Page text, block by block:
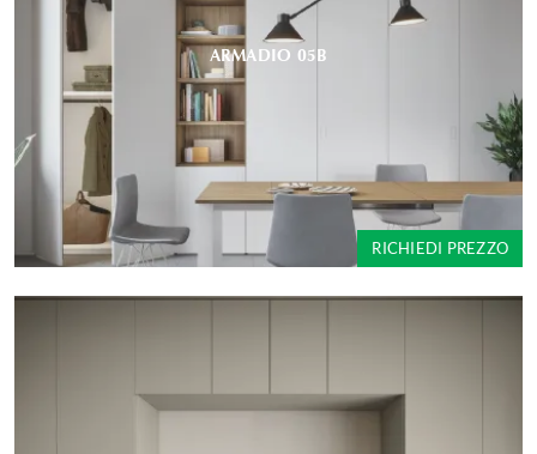
ARMADIO 05B
RICHIEDI PREZZO